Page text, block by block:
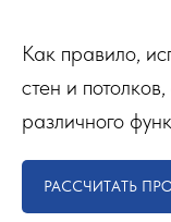
Как правило,
стен и
различного
РАССЧИТАТЬ